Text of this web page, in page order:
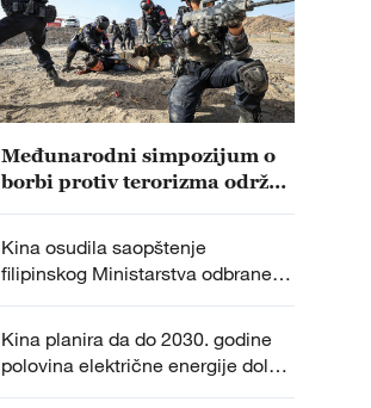
Međunarodni simpozijum o
borbi protiv terorizma održan
Kina osudila saopštenje
filipinskog Ministarstva odbrane
kao političku provokaciju
Kina planira da do 2030. godine
polovina električne energije dolazi
iz nefosilnih izvora